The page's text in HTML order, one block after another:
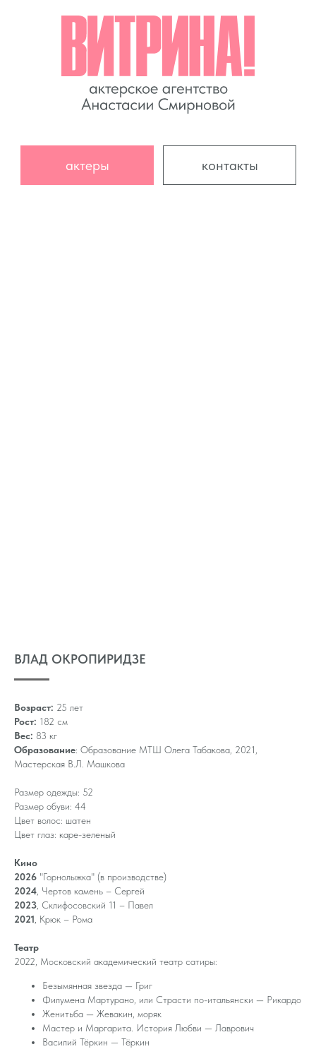
ВЛАД ОКРОПИРИДЗЕ
Возраст: 25 лет
Рост: 182 см
Вес: 83 кг
Образование: Образование МТШ Олега Табакова, 2021,
Мастерская В.Л. Машкова
Размер одежды: 52
Размер обуви: 44
Цвет волос: шатен
Цвет глаз: каре-зеленый
Кино
2026 "Горнолыжка" (в производстве)
2024, Чертов камень – Сергей
2023, Склифосовский 11 – Павел
2021, Крюк – Рома
Театр
2022, Московский академический театр сатиры:
Безымянная звезда — Григ
Филумена Мартурано, или Страсти по-итальянски — Рикардо
Женитьба — Жевакин, моряк
Мастер и Маргарита. История Любви — Лаврович
Василий Тёркин — Тёркин